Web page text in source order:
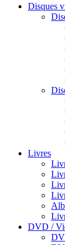
Disques
Livres
DVD /